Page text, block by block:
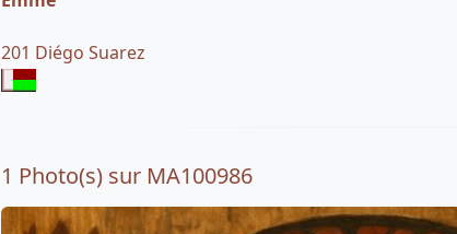
201 Diégo Suarez
1 Photo(s) sur MA100986